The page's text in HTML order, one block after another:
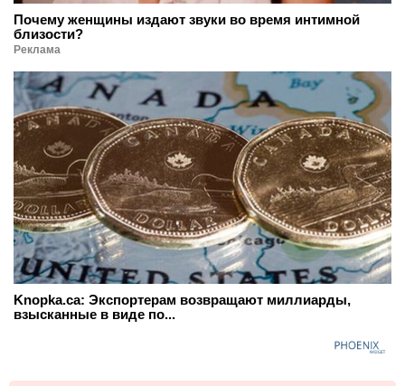
Почему женщины издают звуки во время интимной
близости?
Реклама
Knopka.ca: Экспортерам возвращают миллиарды,
взысканные в виде по...